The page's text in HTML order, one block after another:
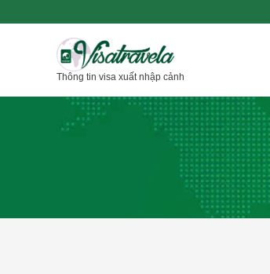
Thông tin visa xuất nhập cảnh